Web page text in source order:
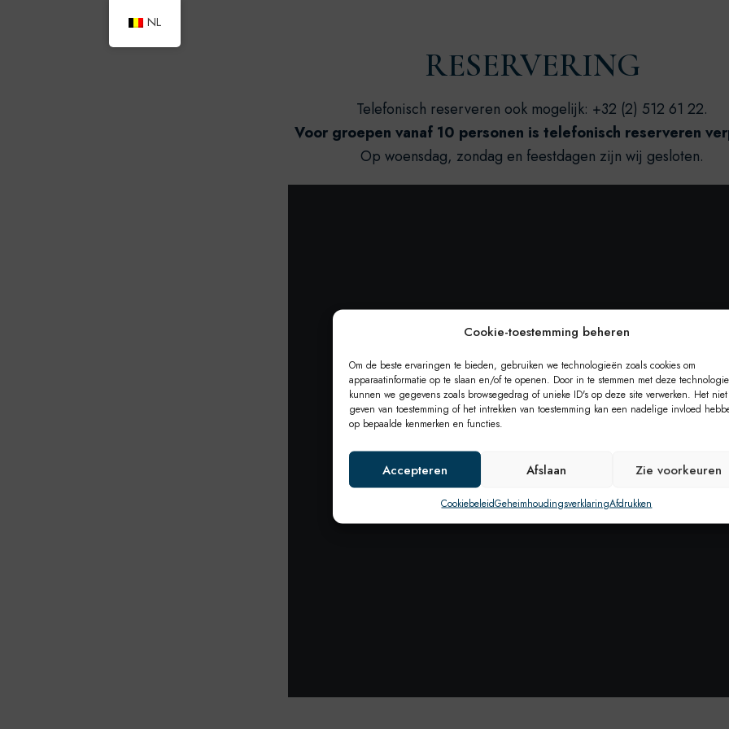
Cookie-toestemming beheren
Om de beste ervaringen te bieden, gebruiken we technologieën zoals cookies om
apparaatinformatie op te slaan en/of te openen. Door in te stemmen met deze
kunnen we gegevens zoals browsegedrag of unieke ID's op deze site verwerken. Het niet
geven van toestemming of het intrekken van toestemming kan een nadelige invloed
op bepaalde kenmerken en functies.
Accepteren Afslaan Zie voorkeuren
CookiebeleidGeheimhoudingsverklaringAfdrukken
RESERVERING
Telefonisch reserveren ook mogelijk: +32 (2) 512 61 22.
Voor groepen vanaf 10 personen is telefonisch reserveren
Op woensdag, zondag en feestdagen zijn wij gesloten.
NL